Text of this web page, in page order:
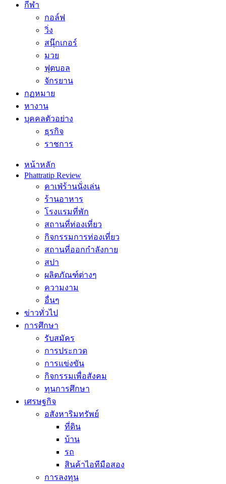
กีฬา
กอล์ฟ
วิ่ง
สนุ๊กเกอร์
มวย
ฟุตบอล
จักรยาน
กฏหมาย
หางาน
บุคคลตัวอย่าง
ธุรกิจ
ราชการ
หน้าหลัก
Phattratip Review
คาเฟ่ร้านนั่งเล่น
ร้านอาหาร
โรงแรมที่พัก
สถานที่ท่องเที่ยว
กิจกรรมการท่องเที่ยว
สถานที่ออกกำลังกาย
สปา
ผลิตภัณฑ์ต่างๆ
ความงาม
อื่นๆ
ข่าวทั่วไป
การศึกษา
รับสมัคร
การประกวด
การแข่งขัน
กิจกรรมเพื่อสังคม
ทุนการศึกษา
เศรษฐกิจ
อสังหาริมทรัพย์
ที่ดิน
บ้าน
รถ
สินค้าไอทีมือสอง
การลงทุน